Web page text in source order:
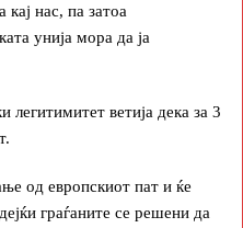
нас, па затоа
унија мора да ја
легитимитет ветија дека за 3
од европскиот пат и ќе
граѓаните се решени да